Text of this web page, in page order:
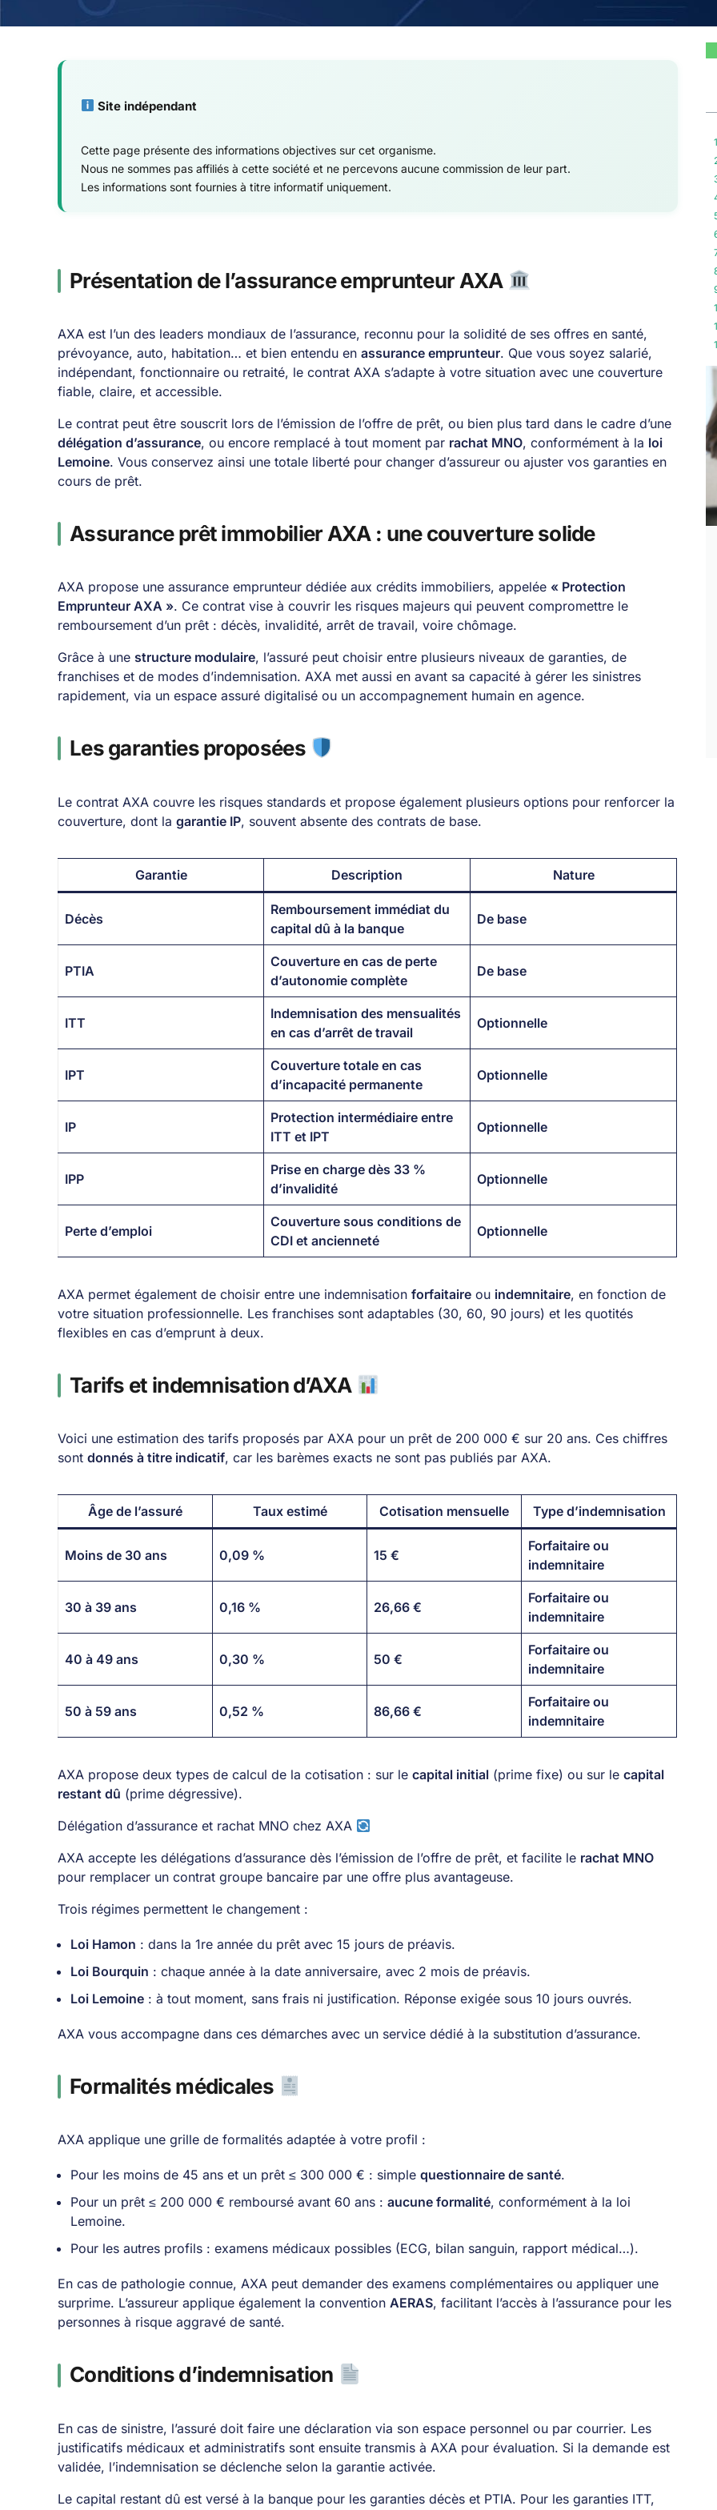
Site indépendant
Cette page présente des informations objectives sur cet organisme.
Nous ne sommes pas affiliés à cette société et ne percevons aucune commission de leur part.
Les informations sont fournies à titre informatif uniquement.
Présentation de l’assurance emprunteur AXA
AXA est l’un des leaders mondiaux de l’assurance, reconnu pour la solidité de ses offres en santé,
prévoyance, auto, habitation… et bien entendu en assurance emprunteur. Que vous soyez salarié,
indépendant, fonctionnaire ou retraité, le contrat AXA s’adapte à votre situation avec une couverture
fiable, claire, et accessible.
Le contrat peut être souscrit lors de l’émission de l’offre de prêt, ou bien plus tard dans le cadre d’une
délégation d’assurance, ou encore remplacé à tout moment par rachat MNO, conformément à la loi
Lemoine. Vous conservez ainsi une totale liberté pour changer d’assureur ou ajuster vos garanties en
cours de prêt.
Assurance prêt immobilier AXA : une couverture solide
AXA propose une assurance emprunteur dédiée aux crédits immobiliers, appelée « Protection
Emprunteur AXA ». Ce contrat vise à couvrir les risques majeurs qui peuvent compromettre le
remboursement d’un prêt : décès, invalidité, arrêt de travail, voire chômage.
Grâce à une structure modulaire, l’assuré peut choisir entre plusieurs niveaux de garanties, de
franchises et de modes d’indemnisation. AXA met aussi en avant sa capacité à gérer les sinistres
rapidement, via un espace assuré digitalisé ou un accompagnement humain en agence.
Les garanties proposées
Le contrat AXA couvre les risques standards et propose également plusieurs options pour renforcer la
couverture, dont la garantie IP, souvent absente des contrats de base.
Garantie Description Nature
Décès
Remboursement immédiat du
capital dû à la banque
De base
PTIA
Couverture en cas de perte
d’autonomie complète
De base
ITT
Indemnisation des mensualités
en cas d’arrêt de travail
Optionnelle
IPT
Couverture totale en cas
d’incapacité permanente
Optionnelle
IP
Protection intermédiaire entre
ITT et IPT
Optionnelle
IPP
Prise en charge dès 33 %
d’invalidité
Optionnelle
Perte d’emploi
Couverture sous conditions de
CDI et ancienneté
Optionnelle
AXA permet également de choisir entre une indemnisation forfaitaire ou indemnitaire, en fonction de
votre situation professionnelle. Les franchises sont adaptables (30, 60, 90 jours) et les quotités
flexibles en cas d’emprunt à deux.
Tarifs et indemnisation d’AXA
Voici une estimation des tarifs proposés par AXA pour un prêt de 200 000 € sur 20 ans. Ces chiffres
sont donnés à titre indicatif, car les barèmes exacts ne sont pas publiés par AXA.
Âge de l’assuré Taux estimé Cotisation mensuelle Type d’indemnisation
Moins de 30 ans 0,09 % 15 €
Forfaitaire ou
indemnitaire
30 à 39 ans 0,16 % 26,66 €
Forfaitaire ou
indemnitaire
40 à 49 ans 0,30 % 50 €
Forfaitaire ou
indemnitaire
50 à 59 ans 0,52 % 86,66 €
Forfaitaire ou
indemnitaire
AXA propose deux types de calcul de la cotisation : sur le capital initial (prime fixe) ou sur le capital
restant dû (prime dégressive).
Délégation d’assurance et rachat MNO chez AXA
AXA accepte les délégations d’assurance dès l’émission de l’offre de prêt, et facilite le rachat MNO
pour remplacer un contrat groupe bancaire par une offre plus avantageuse.
Trois régimes permettent le changement :
Loi Hamon : dans la 1re année du prêt avec 15 jours de préavis.
Loi Bourquin : chaque année à la date anniversaire, avec 2 mois de préavis.
Loi Lemoine : à tout moment, sans frais ni justification. Réponse exigée sous 10 jours ouvrés.
AXA vous accompagne dans ces démarches avec un service dédié à la substitution d’assurance.
Formalités médicales
AXA applique une grille de formalités adaptée à votre profil :
Pour les moins de 45 ans et un prêt ≤ 300 000 € : simple questionnaire de santé.
Pour un prêt ≤ 200 000 € remboursé avant 60 ans : aucune formalité, conformément à la loi
Lemoine.
Pour les autres profils : examens médicaux possibles (ECG, bilan sanguin, rapport médical…).
En cas de pathologie connue, AXA peut demander des examens complémentaires ou appliquer une
surprime. L’assureur applique également la convention AERAS, facilitant l’accès à l’assurance pour les
personnes à risque aggravé de santé.
Conditions d’indemnisation
En cas de sinistre, l’assuré doit faire une déclaration via son espace personnel ou par courrier. Les
justificatifs médicaux et administratifs sont ensuite transmis à AXA pour évaluation. Si la demande est
validée, l’indemnisation se déclenche selon la garantie activée.
Le capital restant dû est versé à la banque pour les garanties décès et PTIA. Pour les garanties ITT,